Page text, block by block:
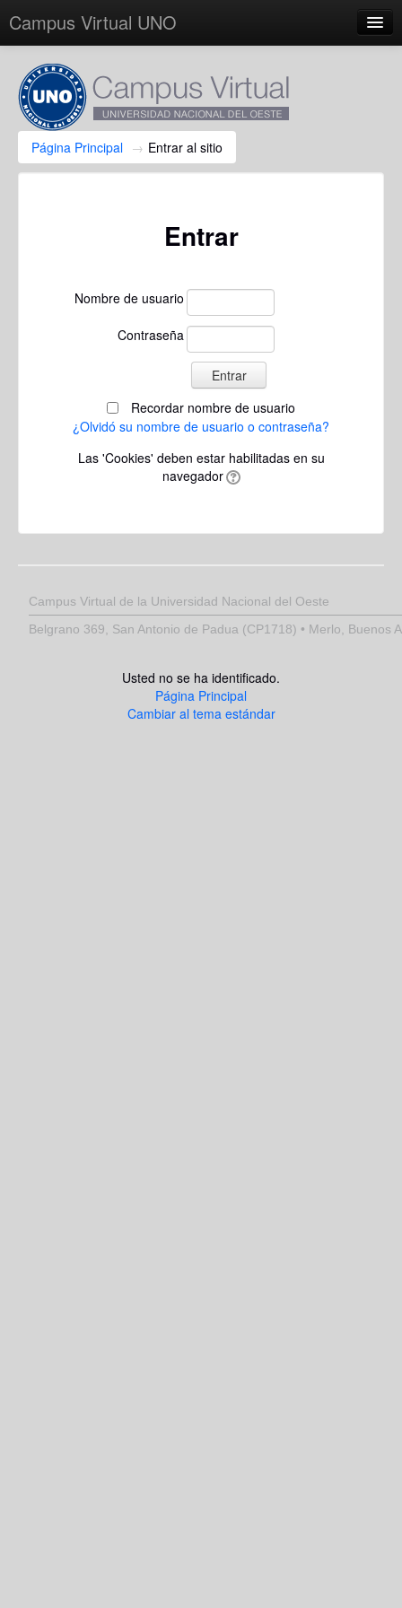
Campus Virtual UNO
Usted no se ha identificado.
Página Principal → Entrar al sitio
Entrar
Nombre de usuario
Contraseña
Recordar nombre de usuario
¿Olvidó su nombre de usuario o contraseña?
Las 'Cookies' deben estar habilitadas en su
navegador
Campus Virtual de la Universidad Nacional del Oeste
Belgrano 369, San Antonio de Padua (CP1718) • Merlo, Buenos
Usted no se ha identificado.
Página Principal
Cambiar al tema estándar